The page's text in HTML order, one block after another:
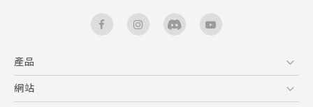
產品
5G
網站